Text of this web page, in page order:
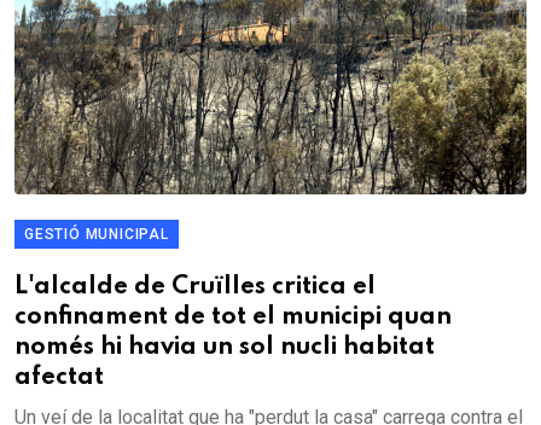
GESTIÓ MUNICIPAL
L'alcalde de Cruïlles critica el
confinament de tot el municipi quan
només hi havia un sol nucli habitat
afectat
Un veí de la localitat que ha "perdut la casa" carrega contra el